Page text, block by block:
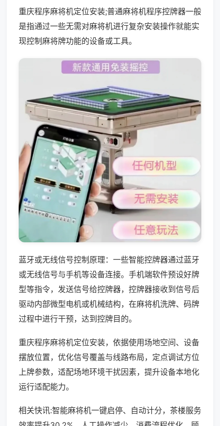
重庆程序麻将机定位安装;普通麻将机程序控牌器一般
是指通过一些无需对麻将机进行复杂安装操作就能实
现控制麻将牌功能的设备或工具。
蓝牙或无线信号控制原理：一些智能控牌器通过蓝牙
或无线信号与手机等设备连接。手机端软件预设好牌
型等指令，发送信号给控牌器，控牌器接收到信号后
驱动内部微型电机或机械结构，在麻将机洗牌、码牌
过程中进行干预，达到控牌目的。
重庆程序麻将机定位安装，依据使用场地空间、设备
摆放位置，优化信号覆盖与线路布局，定点调试方位
上牌参数，适配场地环境干扰因素，提升设备本地化
运行适配能力。
相关快讯:智能麻将机一键启停、自动计分，茶楼服务